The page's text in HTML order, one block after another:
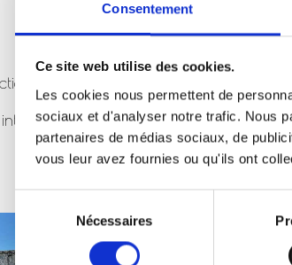
Consentement
Ce site web utilise des cookies.
Les cookies nous permettent de
sociaux et d'analyser notre trafic. Nous
partenaires de médias sociaux, de
vous leur avez fournies ou qu'ils ont
consentement
Nécessaires
de monument consiste à remettre
intervenir en réfection de monument